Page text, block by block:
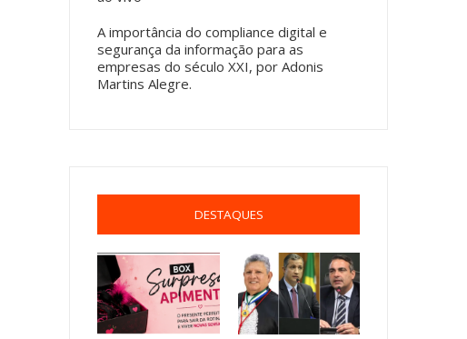
A importância do compliance digital e
segurança da informação para as
empresas do século XXI, por Adonis
Martins Alegre.
DESTAQUES